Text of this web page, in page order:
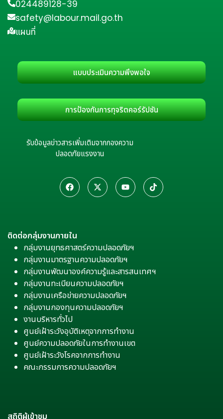
024489128-39
safety@labour.mail.go.th
แผนที่
แบบประเมินความพึงพอใจ
การป้องกันการทุจริตคอร์รัปชัน
รับข้อมูลข่าวสารเพิ่มเติมจากกองความ
ปลอดภัยแรงงาน
ติดต่อกลุ่มงานภายใน
กลุ่มงานยุทธศาสตร์ความปลอดภัยฯ
กลุ่มงานมาตรฐานความปลอดภัยฯ
กลุ่มงานพัฒนาองค์ความรู้และสารสนเทศฯ
กลุ่มงานทะเบียนความปลอดภัยฯ
กลุ่มงานเครือข่ายความปลอดภัยฯ
กลุ่มงานกองทุนความปลอดภัยฯ
งานบริหารทั่วไป
ศูนย์เฝ้าระวังอุบัติเหตุจากการทำงาน
ศูนย์ความปลอดภัยในการทำงานเขต
ศูนย์เฝ้าระวังโรคจากการทำงาน
คณะกรรมการความปลอดภัยฯ
สถิติผู้เข้าชม